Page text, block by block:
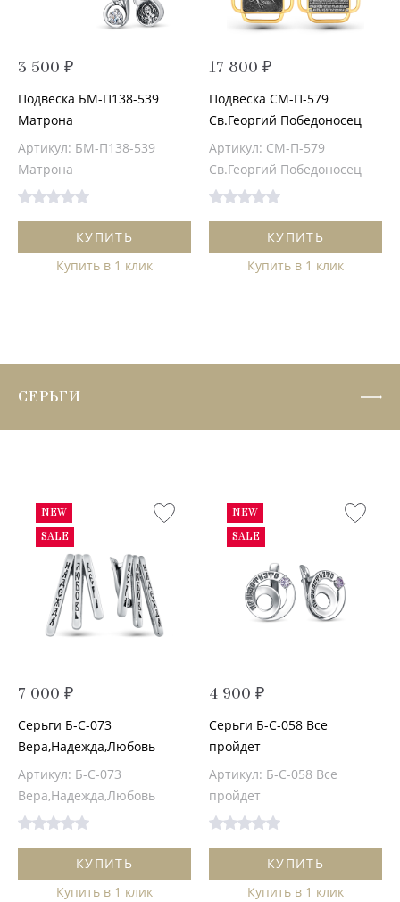
3 500 ₽
Подвеска БМ-П138-539
Матрона
Артикул: БМ-П138-539
Матрона
КУПИТЬ
Купить в 1 клик
17 800 ₽
Подвеска СМ-П-579
Св.Георгий Победоносец
Артикул: СМ-П-579
Св.Георгий Победоносец
КУПИТЬ
Купить в 1 клик
СЕРЬГИ
NEW
SALE
7 000 ₽
Серьги Б-С-073
Вера,Надежда,Любовь
Артикул: Б-С-073
Вера,Надежда,Любовь
КУПИТЬ
Купить в 1 клик
NEW
SALE
4 900 ₽
Серьги Б-С-058 Все
пройдет
Артикул: Б-С-058 Все
пройдет
КУПИТЬ
Купить в 1 клик